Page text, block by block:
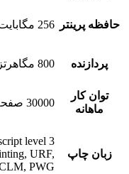
حافظه پرینتر 256 مگابایت
پردازنده 800 مگاهرتزی
توان کار
ماهانه
30000 صفحه
زبان چاپ
level 3
URF,
PWG